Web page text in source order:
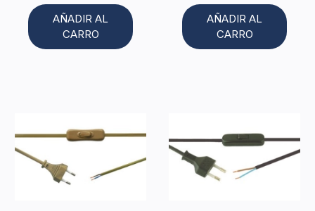
AÑADIR AL
CARRO
AÑADIR AL
CARRO